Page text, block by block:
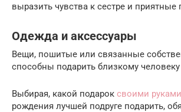
выразить чувства к сестре и приятные
Одежда и аксессуары
Вещи, пошитые или связанные
способны подарить близкому
Выбирая, какой подарок своими
рождения лучшей подруге подарить,